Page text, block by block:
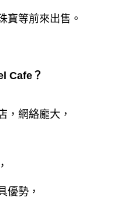
寶等前來出售。
Cafe？
，網絡龐大，
優勢，